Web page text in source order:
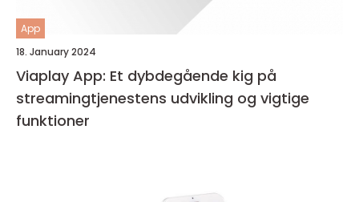
App
18. January 2024
Viaplay App: Et dybdegående kig på
streamingtjenestens udvikling og vigtige
funktioner